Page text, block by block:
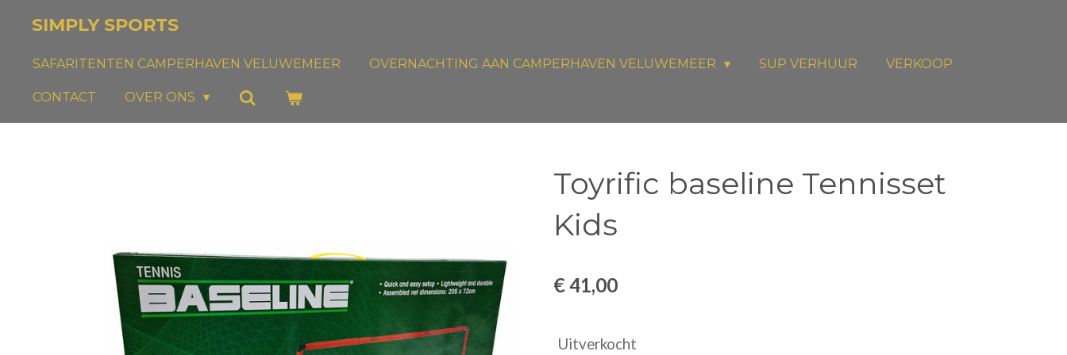
hoofdinhoud
SIMPLY SPORTS
SAFARITENTEN CAMPERHAVEN VELUWEMEER OVERNACHTING AAN CAMPERHAVEN VELUWEMEER SUP VERHUUR VERKOOP
CONTACT OVER ONS
Toyrific baseline Tennisset
Kids
€ 41,00
Uitverkocht